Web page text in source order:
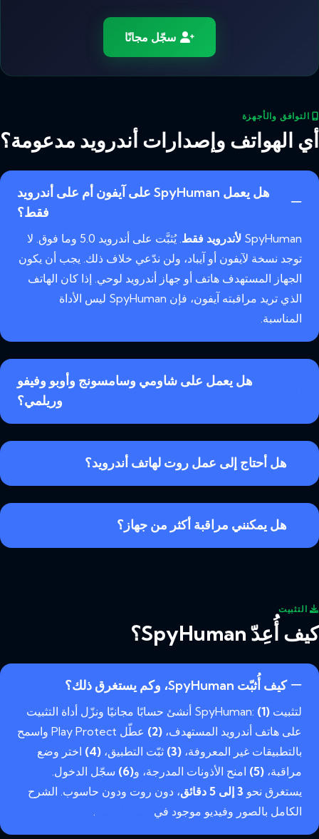
سجّل مجانًا
التوافق والأجهزة
أي الهواتف وإصدارات أندرويد مدعومة؟
هل يعمل SpyHuman على آيفون أم على أندرويد
فقط؟
SpyHuman لأندرويد فقط
. يُثبَّت على أندرويد 5.0 وما فوق. لا
توجد نسخة لآيفون أو آيباد، ولن ندّعي خلاف ذلك. يجب أن يكون
الجهاز المستهدف هاتف أو جهاز أندرويد لوحي. إذا كان الهاتف
الذي تريد مراقبته آيفون، فإن SpyHuman ليس الأداة
المناسبة.
هل يعمل على شاومي وسامسونج وأوبو وفيفو
وريلمي؟
هل أحتاج إلى عمل روت لهاتف أندرويد؟
هل يمكنني مراقبة أكثر من جهاز؟
التثبيت
كيف أُعِدّ SpyHuman؟
كيف أُثبّت SpyHuman، وكم يستغرق ذلك؟
لتثبيت SpyHuman: (1)
أنشئ حسابًا مجانيًا ونزّل أداة التثبيت
على هاتف أندرويد المستهدف، (2)
عطّل Play Protect واسمح
بالتطبيقات غير المعروفة، (3) ثبّت التطبيق، (4)
اختر وضع
مراقبة، (5) امنح الأذونات المدرجة، و(6)
سجّل الدخول.
يستغرق نحو 3 إلى 5 دقائق
، دون روت ودون حاسوب. الشرح
الكامل بالصور وفيديو موجود في
.